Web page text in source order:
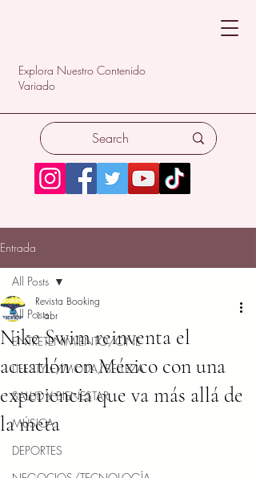
Explora Nuestro Contenido
Variado
Entrada
All Posts
ENTRETENIMIENTO/CINE
LIFESTYLE/MODA/BELLEZA
SALUD Y BIENESTAR
MÚSICA
DEPORTES
All Posts
Nike Swim reinventa el
acuatlón en México con una
experiencia que va más allá de
la meta
Revista Booking
1 abr